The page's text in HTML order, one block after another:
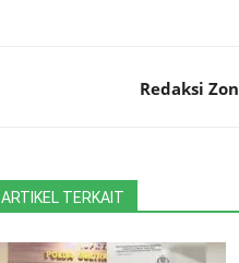
Redaksi
ARTIKEL TERKAIT